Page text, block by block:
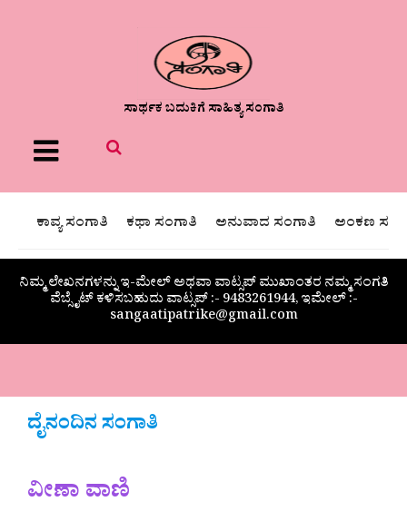
ಸಾರ್ಥಕ ಬದುಕಿಗೆ ಸಾಹಿತ್ಯ ಸಂಗಾತಿ
Menu
ಕಾವ್ಯ ಸಂಗಾತಿ ಕಥಾ ಸಂಗಾತಿ ಅನುವಾದ ಸಂಗಾತಿ ಅಂಕಣ
ನಿಮ್ಮ ಲೇಖನಗಳನ್ನು ಇ-ಮೇಲ್ ಅಥವಾ ವಾಟ್ಸಪ್ ಮುಖಾಂತರ ನಮ್ಮ ಸಂಗತಿ
ವೆಬ್ಸೈಟ್ ಕಳಿಸಬಹುದು ವಾಟ್ಸಪ್‌ :- 9483261944, ಇಮೇಲ್ :-
sangaatipatrike@gmail.com
ದೈನಂದಿನ ಸಂಗಾತಿ
ವೀಣಾ ವಾಣಿ